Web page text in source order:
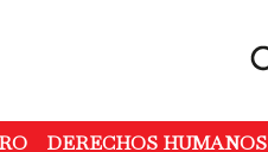
DERECHOS HUMANOS